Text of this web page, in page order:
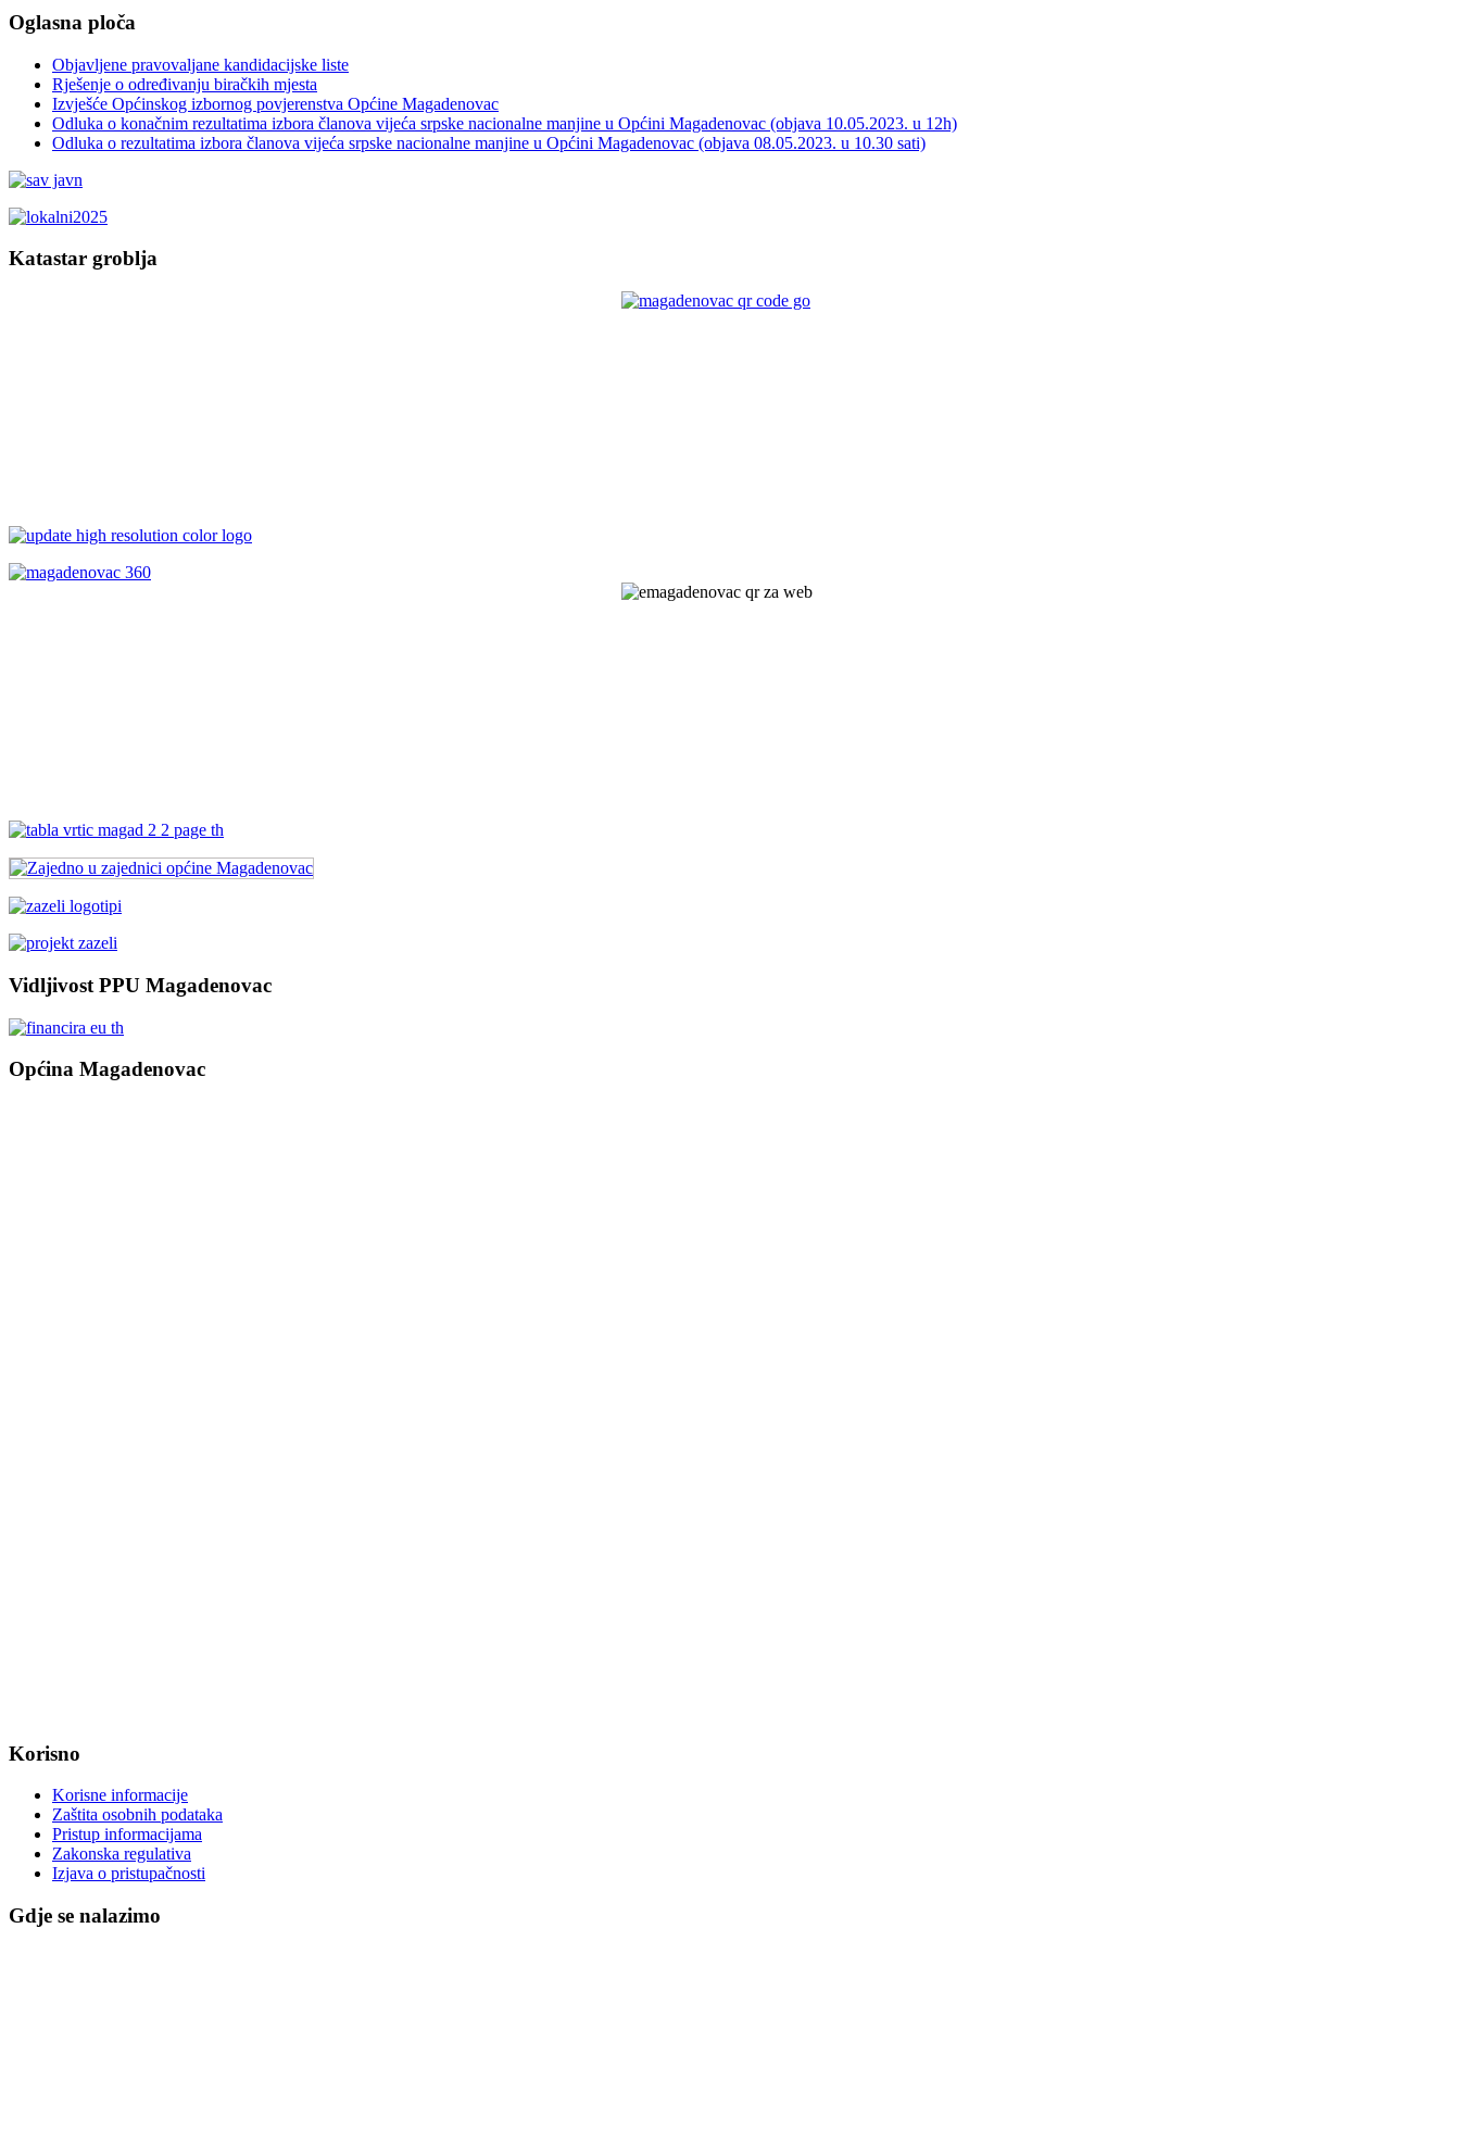
Oglasna ploča
Objavljene pravovaljane kandidacijske liste
Rješenje o određivanju biračkih mjesta
Izvješće Općinskog izbornog povjerenstva Općine Magadenovac
Odluka o konačnim rezultatima izbora članova vijeća srpske nacionalne manjine u Općini Magadenovac (objava 10.05.2023. u 12h)
Odluka o rezultatima izbora članova vijeća srpske nacionalne manjine u Općini Magadenovac (objava 08.05.2023. u 10.30 sati)
Katastar groblja
Vidljivost PPU Magadenovac
Općina Magadenovac
Korisno
Korisne informacije
Zaštita osobnih podataka
Pristup informacijama
Zakonska regulativa
Izjava o pristupačnosti
Gdje se nalazimo